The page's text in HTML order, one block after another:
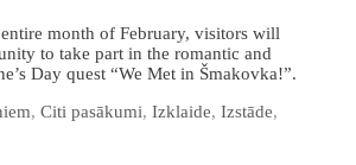
month of February, visitors will
to take part in the romantic and
Day quest “We Met in Šmakovka!”.
, Citi pasākumi, Izklaide, Izstāde,